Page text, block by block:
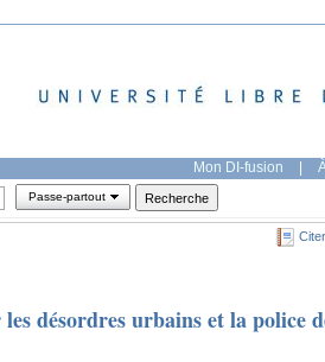
Mon DI-fusion |
Passe-partout
Citer
désordres urbains et la police